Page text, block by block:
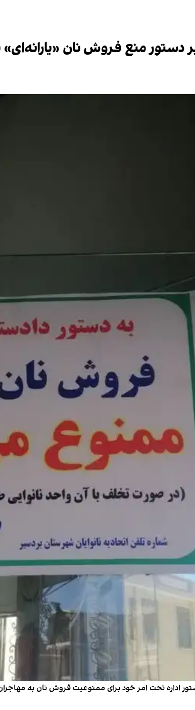
منع فروش نان «یارانه‌ای»
اداره تحت امر خود برای ممنوعیت فروش نان به